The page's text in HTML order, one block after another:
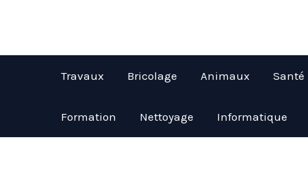
Travaux Bricolage Animaux Santé
Formation Nettoyage Informatique